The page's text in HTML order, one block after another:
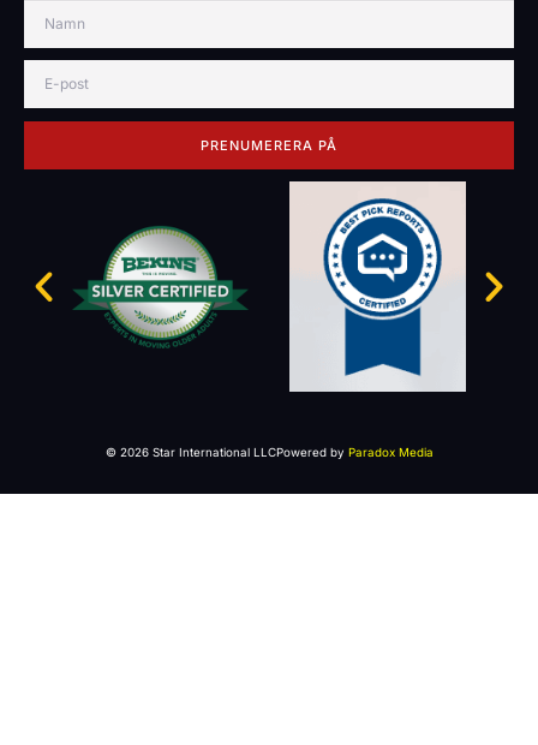
PRENUMERERA PÅ
© 2026 Star International LLCPowered by Paradox Media